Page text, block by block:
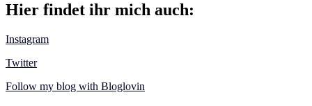
Hier findet ihr mich auch:
Instagram
Twitter
Follow my blog with Bloglovin